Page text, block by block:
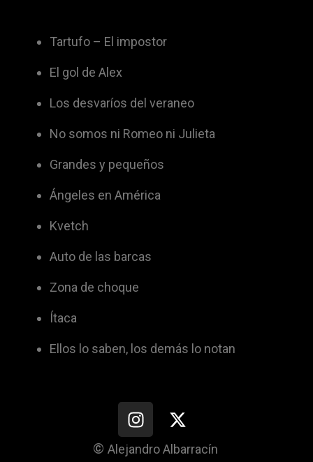
Tartufo – El impostor
El gol de Alex
Los desvaríos del veraneo
No somos ni Romeo ni Julieta
Grandes y pequeños
Ángeles en América
Kvetch
Auto de las barcas
Zona de choque
Ítaca
Ellos lo saben, los demás lo notan
© Alejandro Albarracín